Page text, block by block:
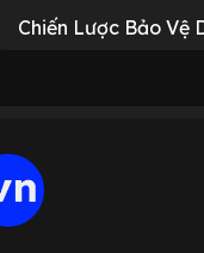
Chiến Lược Bảo Vệ